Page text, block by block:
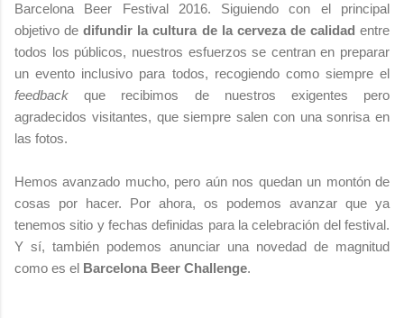
Barcelona Beer Festival 2016. Siguiendo con el principal
objetivo dedifundir la cultura de la cerveza de calidadentre
todos los públicos, nuestros esfuerzos se centran en preparar
un evento inclusivo para todos, recogiendo como siempre el
feedback que recibimos de nuestros exigentes pero
agradecidos visitantes, que siempre salen con una sonrisa en
las fotos.
Hemos avanzado mucho, pero aún nos quedan un montón de
cosas por hacer. Por ahora, os podemos avanzar que ya
tenemos sitio y fechas definidas para la celebración del festival.
Y sí, también podemos anunciar una novedad de magnitud
como es el Barcelona Beer Challenge.